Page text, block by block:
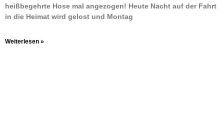
heißbegehrte Hose mal angezogen! Heute Nacht auf der Fahrt
in die Heimat wird gelost und Montag
Weiterlesen »